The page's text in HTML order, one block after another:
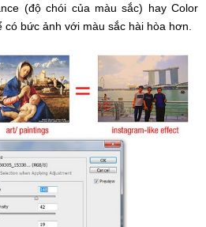
(độ chói của màu sắc) hay Color
bức ảnh với màu sắc hài hòa hơn.